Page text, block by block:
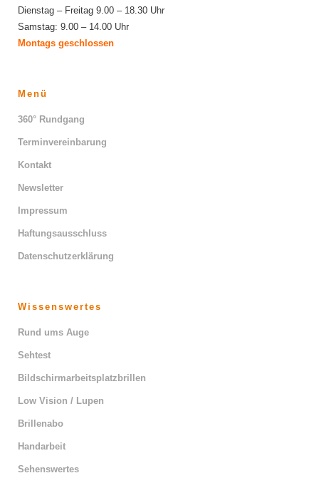
Dienstag – Freitag 9.00 – 18.30 Uhr
Samstag: 9.00 – 14.00 Uhr
Montags geschlossen
Menü
360° Rundgang
Terminvereinbarung
Kontakt
Newsletter
Impressum
Haftungsausschluss
Datenschutzerklärung
Wissenswertes
Rund ums Auge
Sehtest
Bildschirmarbeitsplatzbrillen
Low Vision / Lupen
Brillenabo
Handarbeit
Sehenswertes